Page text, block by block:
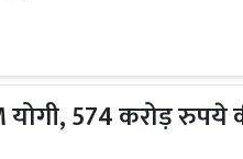
574 करोड़ रुपये